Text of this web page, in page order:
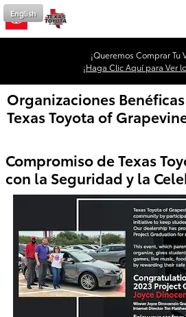
Saltar al contenido principal
English
¡Queremos Comprar Tu
¡Haga Clic Aquí para Ver
Organizaciones
Texas Toyota of
Compromiso de Texas
con la Seguridad y la